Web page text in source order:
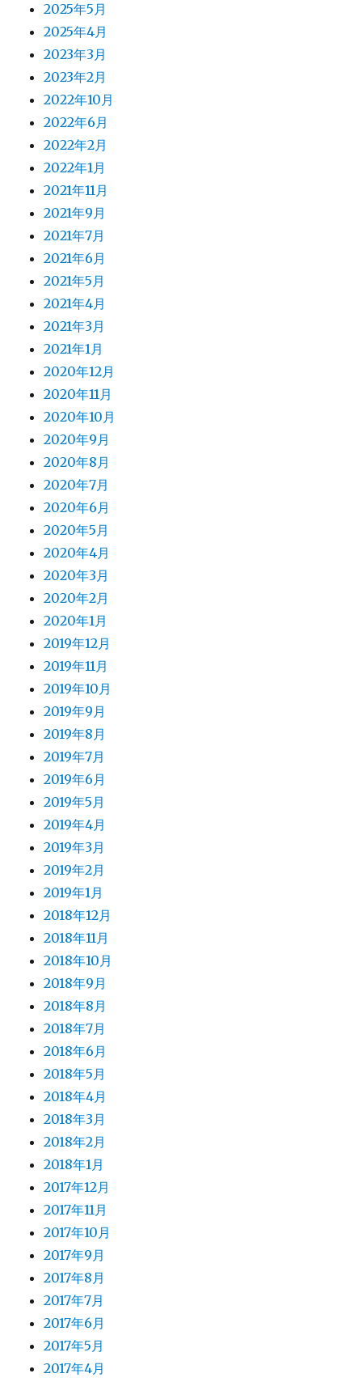
2025年5月
2025年4月
2023年3月
2023年2月
2022年10月
2022年6月
2022年2月
2022年1月
2021年11月
2021年9月
2021年7月
2021年6月
2021年5月
2021年4月
2021年3月
2021年1月
2020年12月
2020年11月
2020年10月
2020年9月
2020年8月
2020年7月
2020年6月
2020年5月
2020年4月
2020年3月
2020年2月
2020年1月
2019年12月
2019年11月
2019年10月
2019年9月
2019年8月
2019年7月
2019年6月
2019年5月
2019年4月
2019年3月
2019年2月
2019年1月
2018年12月
2018年11月
2018年10月
2018年9月
2018年8月
2018年7月
2018年6月
2018年5月
2018年4月
2018年3月
2018年2月
2018年1月
2017年12月
2017年11月
2017年10月
2017年9月
2017年8月
2017年7月
2017年6月
2017年5月
2017年4月